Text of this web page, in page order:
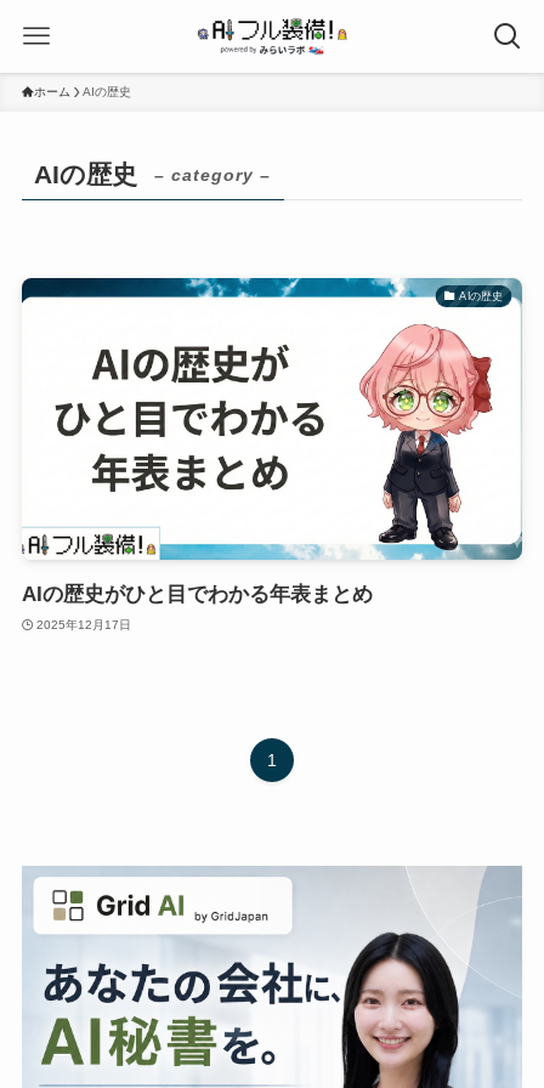
ホーム AIの歴史
AIの歴史 – category –
AIの歴史
AIの歴史がひと目でわかる年表まとめ
2025年12月17日
1